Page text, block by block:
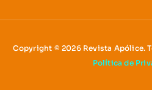
Copyright © 2026 Revista Apólice.
Política de